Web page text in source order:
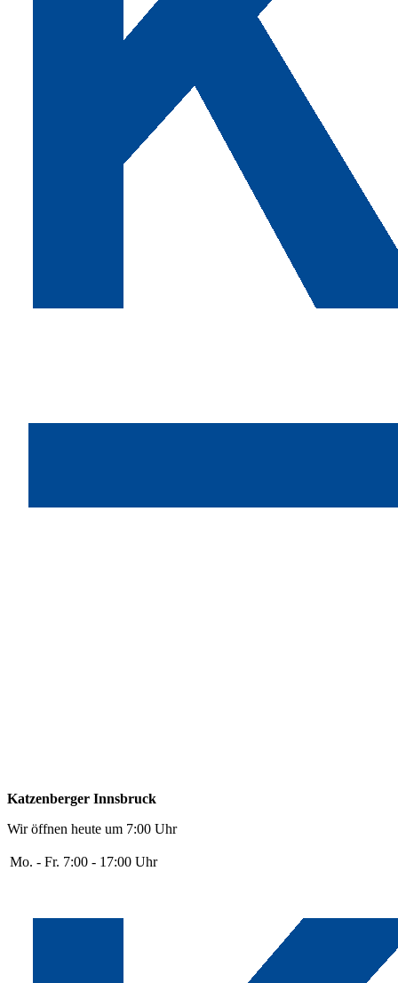
Katzenberger Innsbruck
Wir öffnen heute um 7:00 Uhr
Mo. - Fr. 7:00 - 17:00 Uhr